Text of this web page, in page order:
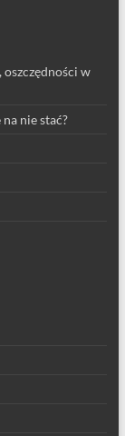
w
nie stać?